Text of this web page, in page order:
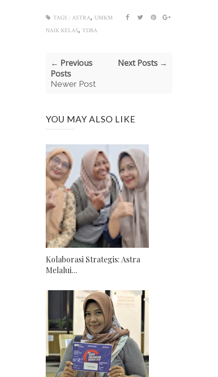
TAGS : ASTRA, UMKM
NAIK KELAS, YDBA
← Previous
Posts
Newer Post
Next Posts →
YOU MAY ALSO LIKE
Kolaborasi Strategis: Astra
Melalui...